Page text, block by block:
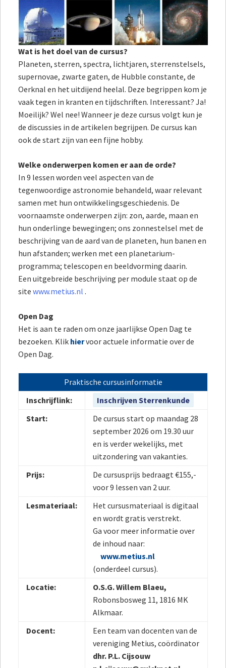
Wat is het doel van de cursus?
Planeten, sterren, spectra, lichtjaren, sterrenstelsels,
supernovae, zwarte gaten, de Hubble constante, de
Oerknal en het uitdijend heelal. Deze begrippen kom je
vaak tegen in kranten en tijdschriften. Interessant? Ja!
Moeilijk? Wel nee! Wanneer je deze cursus volgt kun je
de discussies in de artikelen begrijpen. De cursus kan
ook de start zijn van een fijne hobby.
Welke onderwerpen komen er aan de orde?
In 9 lessen worden veel aspecten van de
tegenwoordige astronomie behandeld, waar relevant
samen met hun ontwikkelingsgeschiedenis. De
voornaamste onderwerpen zijn: zon, aarde, maan en
hun onderlinge bewegingen; ons zonnestelsel met de
beschrijving van de aard van de planeten, hun banen en
hun afstanden; werken met een planetarium-
programma; telescopen en beeldvorming daarin.
Een uitgebreide beschrijving per module staat op de
site www.metius.nl .
Open Dag
Het is aan te raden om onze jaarlijkse Open Dag te
bezoeken. Klik hiervoor actuele informatie over de
Open Dag.
Praktische cursusinformatie
Inschrijflink:
Inschrijven Sterrenkunde
Start:
De cursus start op maandag 28
september 2026 om 19.30 uur
en is verder wekelijks, met
uitzondering van vakanties.
Prijs:
De cursusprijs bedraagt €155,-
voor 9 lessen van 2 uur.
Lesmateriaal:
Het cursusmateriaal is digitaal
en wordt gratis verstrekt.
Ga voor meer informatie over
de inhoud naar:
www.metius.nl
(onderdeel cursus).
Locatie:
O.S.G. Willem Blaeu,
Robonsbosweg 11, 1816 MK
Alkmaar.
Docent:
Een team van docenten van de
vereniging Metius, coördinator
dhr. P.L. Cijsouw